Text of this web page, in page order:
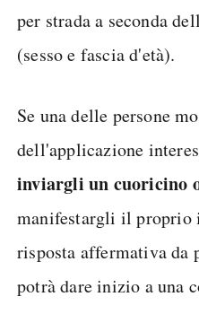
per strada a seconda
(sesso e fascia d'età).
Se una delle persone
dell'applicazione
inviargli un cuoricino
manifestargli il proprio
risposta affermativa da
potrà dare inizio a una